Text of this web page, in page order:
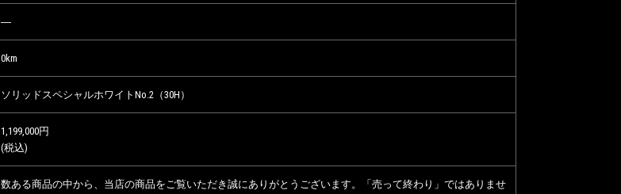
―
0km
ソリッドスペシャルホワイトNo.2（30H）
1,199,000円
(税込)
数ある商品の中から、当店の商品をご覧いただき誠にありがとうございます。「売って終わり」ではありませ